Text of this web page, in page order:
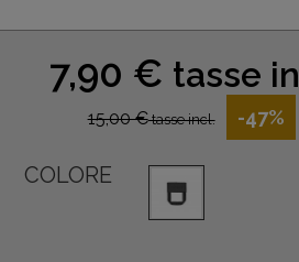
7,90 € tasse
15,00 €tasse incl. -47%
COLORE